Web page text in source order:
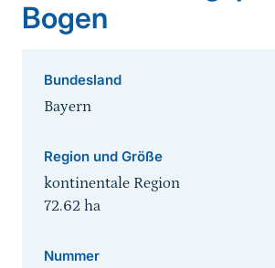
Bogen
Bundesland
Bayern
Region und Größe
kontinentale Region
72.62 ha
Nummer